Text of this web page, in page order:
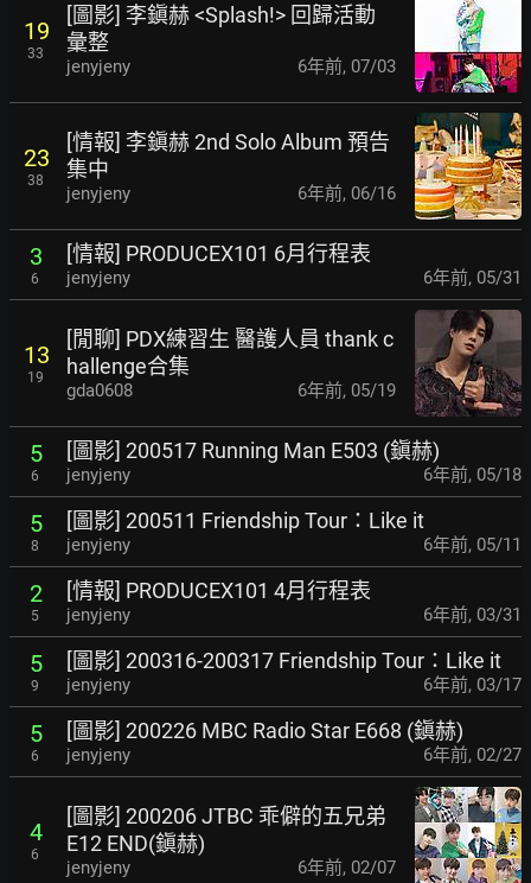
19
33
[圖影] 李鎭赫 <Splash!> 回歸活動
彙整
jenyjeny 6年前, 07/03
23
38
[情報] 李鎭赫 2nd Solo Album 預告
集中
jenyjeny 6年前, 06/16
3
6
[情報] PRODUCEX101 6月行程表
jenyjeny 6年前, 05/31
13
19
[閒聊] PDX練習生 醫護人員 thank c
hallenge合集
gda0608 6年前, 05/19
5
6
[圖影] 200517 Running Man E503 (鎭赫)
jenyjeny 6年前, 05/18
5
8
[圖影] 200511 Friendship Tour：Like it
jenyjeny 6年前, 05/11
2
5
[情報] PRODUCEX101 4月行程表
jenyjeny 6年前, 03/31
5
9
[圖影] 200316-200317 Friendship Tour：Like it
jenyjeny 6年前, 03/17
5
6
[圖影] 200226 MBC Radio Star E668 (鎭赫)
jenyjeny 6年前, 02/27
4
6
[圖影] 200206 JTBC 乖僻的五兄弟
E12 END(鎭赫)
jenyjeny 6年前, 02/07